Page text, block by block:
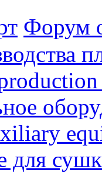
Форум
для